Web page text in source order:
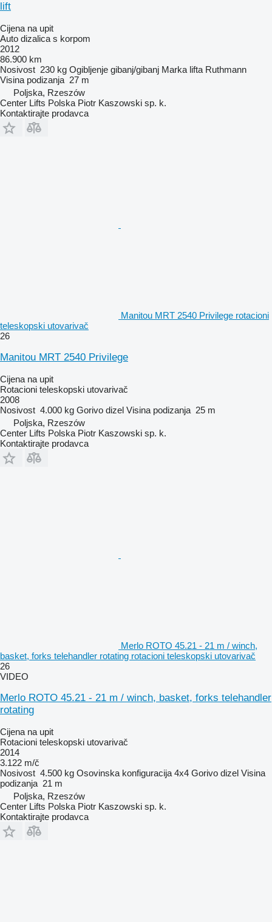
lift
Cijena na upit
Auto dizalica s korpom
2012
86.900 km
Nosivost 230 kg Ogibljenje gibanj/gibanj Marka lifta Ruthmann
Visina podizanja 27 m
Poljska, Rzeszów
Center Lifts Polska Piotr Kaszowski sp. k.
Kontaktirajte prodavca
Manitou MRT 2540 Privilege rotacioni
teleskopski utovarivač
26
Manitou MRT 2540 Privilege
Cijena na upit
Rotacioni teleskopski utovarivač
2008
Nosivost 4.000 kg Gorivo dizel Visina podizanja 25 m
Poljska, Rzeszów
Center Lifts Polska Piotr Kaszowski sp. k.
Kontaktirajte prodavca
Merlo ROTO 45.21 - 21 m / winch,
basket, forks telehandler rotating rotacioni teleskopski utovarivač
26
VIDEO
Merlo ROTO 45.21 - 21 m / winch, basket, forks telehandler
rotating
Cijena na upit
Rotacioni teleskopski utovarivač
2014
3.122 m/č
Nosivost 4.500 kg Osovinska konfiguracija 4x4 Gorivo dizel Visina
podizanja 21 m
Poljska, Rzeszów
Center Lifts Polska Piotr Kaszowski sp. k.
Kontaktirajte prodavca